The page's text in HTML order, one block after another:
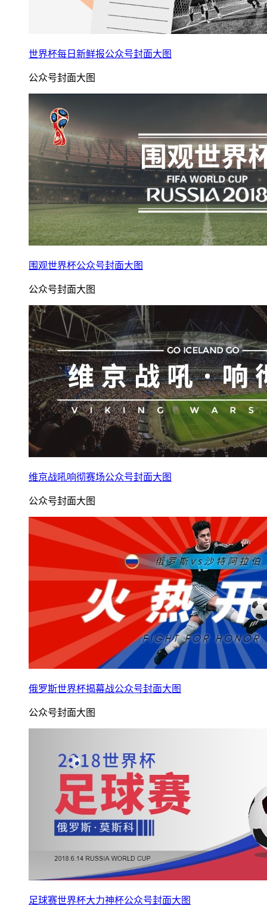
世界杯每日新鲜报公众号封面大图
公众号封面大图
围观世界杯公众号封面大图
公众号封面大图
维京战吼响彻赛场公众号封面大图
公众号封面大图
俄罗斯世界杯揭幕战公众号封面大图
公众号封面大图
足球赛世界杯大力神杯公众号封面大图